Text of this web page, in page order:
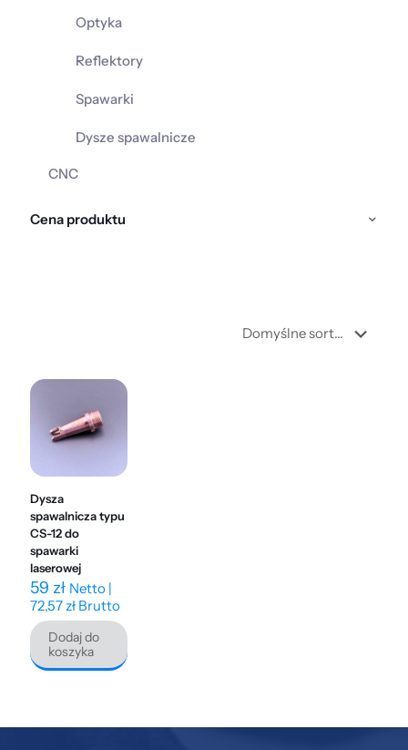
Optyka
Reflektory
Spawarki
Dysze spawalnicze
CNC
Cena produktu
Dysza
spawalnicza typu
CS-12 do
spawarki
laserowej
59 zł Netto |
72,57zł Brutto
Dodaj do
koszyka